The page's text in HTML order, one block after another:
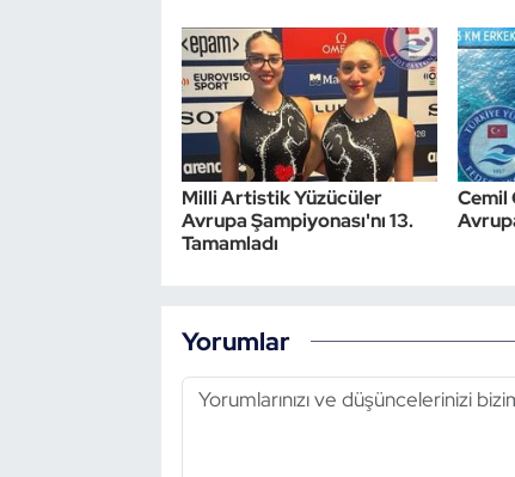
Milli Artistik Yüzücüler
Avrupa Şampiyonası'nı 13.
Tamamladı
Cemil
Yorumlar
Wushu Kungfu